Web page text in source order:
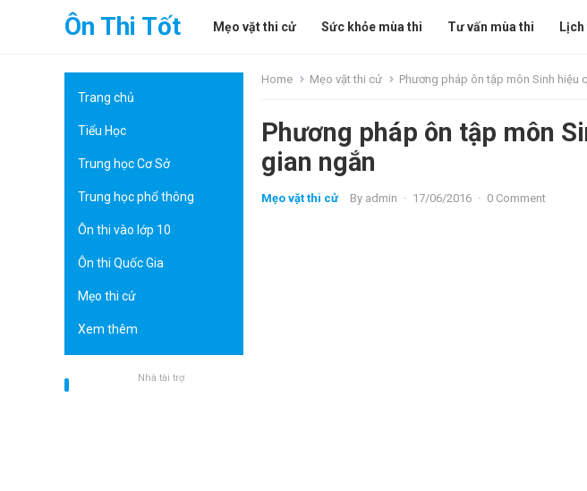
Ôn Thi Tốt Mẹo vặt thi cử Sức khỏe mùa thi Tư vấn mùa thi
Trang chủ
Tiểu Học
Trung học Cơ Sở
Trung học phổ thông
Ôn thi vào lớp 10
Ôn thi Quốc Gia
Mẹo thi cử
Xem thêm
Nhà tài trợ
Home Mẹo vặt thi cử Phương pháp ôn tập môn Sinh hiệu
Phương pháp ôn tập môn
gian ngắn
Mẹo vặt thi cử By admin · 17/06/2016 · 0 Comment